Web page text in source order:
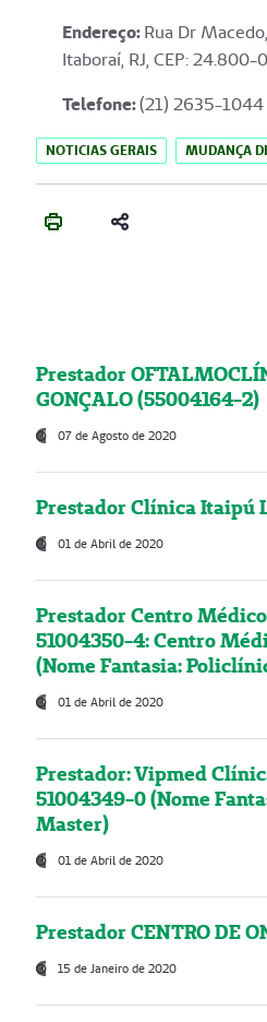
Endereço:Rua Dr
Itaboraí, RJ, CEP: 24.800-
Telefone:(21) 2635-1044
NOTICIAS GERAIS MUDANÇA
Prestador
GONÇALO (55004164-2)
07 de Agosto de 2020
Prestador Clínica Itaipú
01 de Abril de 2020
Prestador Centro
51004350-4: Centro
(Nome Fantasia:
01 de Abril de 2020
Prestador: Vipmed
51004349-0 (Nome
Master)
01 de Abril de 2020
Prestador CENTRO DE
15 de Janeiro de 2020